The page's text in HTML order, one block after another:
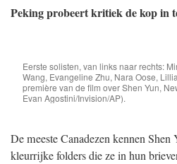
Peking probeert kritiek de kop in
Eerste solisten, van links naar rechts:
Wang, Evangeline Zhu, Nara Oose,
première van de film over Shen Yun,
Evan Agostini/Invision/AP).
De meeste Canadezen kennen
kleurrijke folders die ze in hun